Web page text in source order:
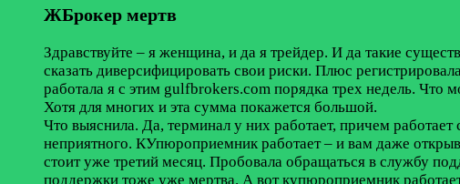
ЖБрокер мертв
Здравствуйте – я женщина, и да я трейдер. И да такие
сказать диверсифицировать свои риски. Плюс
работала я с этим gulfbrokers.com порядка трех недель. Что
Хотя для многих и эта сумма покажется большой.
Что выяснила. Да, терминал у них работает, причем
неприятного. КУпюроприемник работает – и вам даже
стоит уже третий месяц. Пробовала обращаться в службу
поддержки тоже уже мертва. А вот купюроприемник